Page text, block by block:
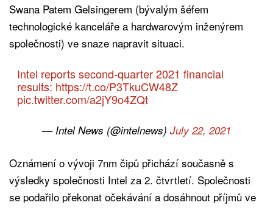
Swana Patem Gelsingerem (bývalým šéfem
technologické kanceláře a hardwarovým inženýrem
společnosti) ve snaze napravit situaci.
Intel reports second-quarter 2021 financial
results: https://t.co/P3TkuCW48Z
pic.twitter.com/a2jY9o4ZQt
— Intel News (@intelnews) July 22, 2021
Oznámení o vývoji 7nm čipů přichází současně s
výsledky společnosti Intel za 2. čtvrtletí. Společnosti
se podařilo překonat očekávání a dosáhnout příjmů ve